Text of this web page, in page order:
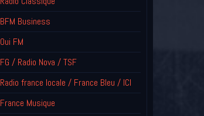
BFM Business
Oui FM
FG / Radio Nova / TSF
Radio france locale / France Bleu / ICI
France Musique